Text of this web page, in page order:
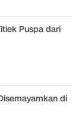
Puspa dari
di